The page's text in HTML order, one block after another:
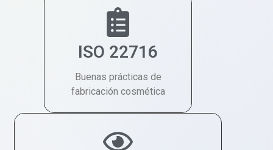
ISO 22716
Buenas prácticas de
fabricación cosmética